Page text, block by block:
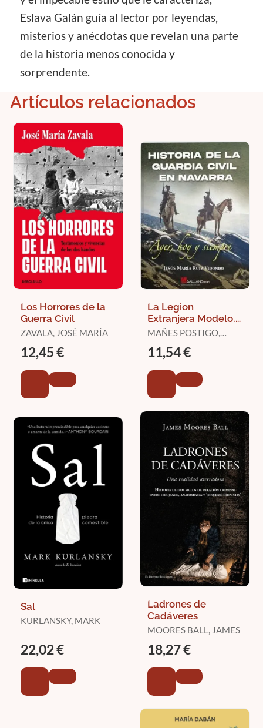
Eslava Galán guía al lector por leyendas,
misterios y anécdotas que revelan una parte
de la historia menos conocida y
sorprendente.
Artículos relacionados
Los Horrores de la
Guerra Civil
ZAVALA, JOSÉ MARÍA
12,45 €
La Legion
Extranjera Modelo.
Tercio Extranjeros
MAÑES POSTIGO,
11,54 €
Sal
KURLANSKY, MARK
22,02 €
Ladrones de
Cadáveres
MOORES BALL, JAMES
18,27 €